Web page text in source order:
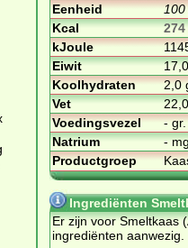
Eenheid
100
Kcal
274
kJoule
Eiwit
Koolhydraten
2,0
Vet
Voedingsvezel
-
Natrium
-
Productgroep
Ingrediënten
Er zijn voor Smeltkaas
ingrediënten aanwezig.